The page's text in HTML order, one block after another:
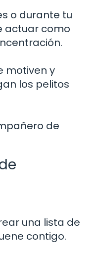
o durante tu
actuar como
motiven y
los pelitos
de
una lista de
contigo.